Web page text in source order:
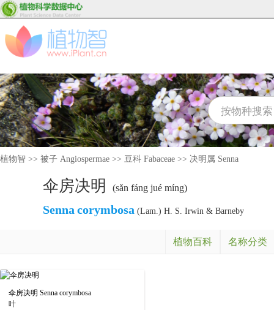
植物智 >> 被子 Angiospermae >> 豆科 Fabaceae >> 决明属 Senna
伞房决明 (sǎn fáng jué míng)
Senna corymbosa (Lam.) H. S. Irwin & Barneby
植物百科 名称分类
伞房决明 Senna corymbosa
叶